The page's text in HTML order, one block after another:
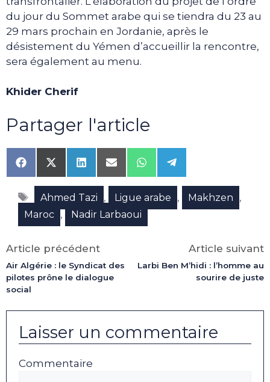
du jour du Sommet arabe qui se tiendra du 23 au
29 mars prochain en Jordanie, après le
désistement du Yémen d’accueillir la rencontre,
sera également au menu.
Khider Cherif
Partager l'article
Share
on
Facebook
Share
on
X
(Twitter)
Share
on
LinkedIn
Share
on
Email
Share
on
WhatsApp
Share
on
Telegram
Étiquettes
Ahmed Tazi , Ligue arabe , Makhzen ,
Maroc , Nadir Larbaoui
Article précédent
Air Algérie : le Syndicat des
pilotes prône le dialogue
social
Article suivant
Larbi Ben M’hidi : l’homme au
sourire de juste
Laisser un commentaire
Commentaire